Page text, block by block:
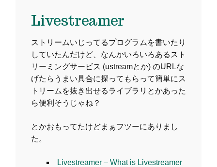
Livestreamer
ストリームいじってるプログラムを書いたり
していたんだけど、なんかいろいろあるスト
リーミングサービス (ustreamとか) のURLな
げたらうまい具合に探ってもらって簡単にス
トリームを抜き出せるライブラリとかあった
ら便利そうじゃね？
とかおもってたけどまぁフツーにありまし
た。
Livestreamer – What is Livestreamer